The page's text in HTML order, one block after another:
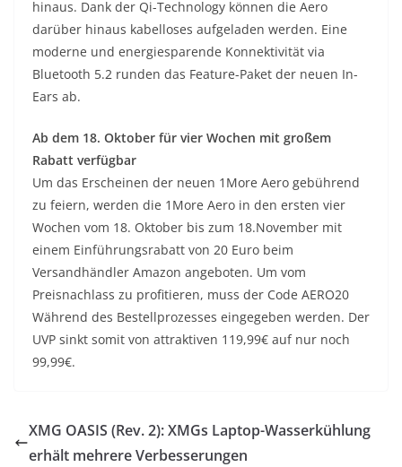
hinaus. Dank der Qi-Technology können die Aero
darüber hinaus kabelloses aufgeladen werden. Eine
moderne und energiesparende Konnektivität via
Bluetooth 5.2 runden das Feature-Paket der neuen In-
Ears ab.
Ab dem 18. Oktober für vier Wochen mit großem
Rabatt verfügbar
Um das Erscheinen der neuen 1More Aero gebührend
zu feiern, werden die 1More Aero in den ersten vier
Wochen vom 18. Oktober bis zum 18.November mit
einem Einführungsrabatt von 20 Euro beim
Versandhändler Amazon angeboten. Um vom
Preisnachlass zu profitieren, muss der Code AERO20
Während des Bestellprozesses eingegeben werden. Der
UVP sinkt somit von attraktiven 119,99€ auf nur noch
99,99€.
XMG OASIS (Rev. 2): XMGs Laptop-Wasserkühlung
erhält mehrere Verbesserungen